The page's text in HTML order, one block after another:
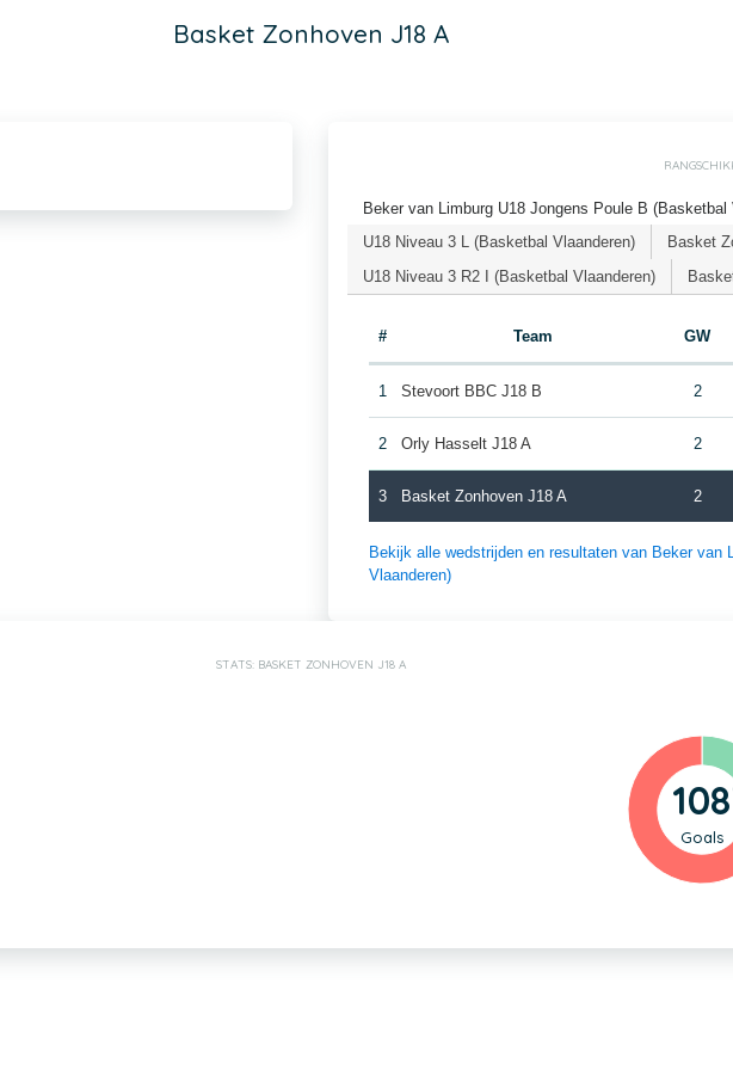
Basket Zonhoven J18 A
Beker van Limburg U18 Jongens Poule B (Basketbal
U18 Niveau 3 L (Basketbal Vlaanderen)
Basket
U18 Niveau 3 R2 I (Basketbal Vlaanderen)
# Team GW
1 Stevoort BBC J18 B 2
2 Orly Hasselt J18 A 2
3 Basket Zonhoven J18 A 2
Bekijk alle wedstrijden en resultaten van Beker van
Vlaanderen)
STATS: BASKET ZONHOVEN J18 A
Goals